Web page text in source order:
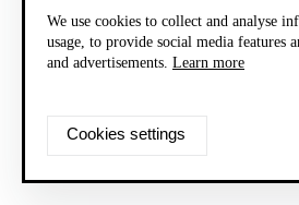
We use cookies to collect and analyse
usage, to provide social media features
and advertisements. Learn more
Cookies settings